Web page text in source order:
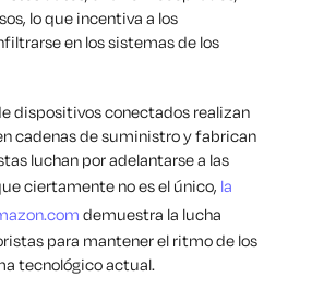
lo que incentiva a los
en los sistemas de los
dispositivos conectados realizan
cadenas de suministro y fabrican
luchan por adelantarse a las
ciertamente no es el único, la
demuestra la lucha
para mantener el ritmo de los
tecnológico actual.